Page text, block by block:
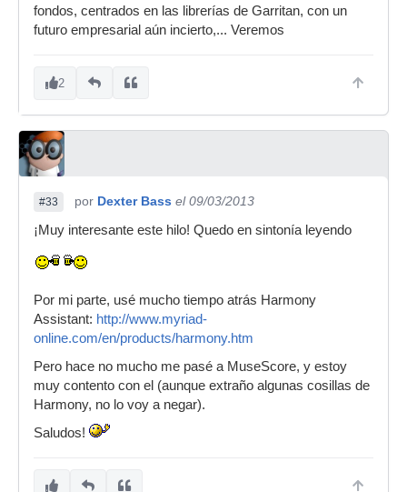
fondos, centrados en las librerías de Garritan, con un
futuro empresarial aún incierto,... Veremos
2
#33 por Dexter Bass el 09/03/2013
¡Muy interesante este hilo! Quedo en sintonía leyendo
Por mi parte, usé mucho tiempo atrás Harmony
Assistant: http://www.myriad-
online.com/en/products/harmony.htm
Pero hace no mucho me pasé a MuseScore, y estoy
muy contento con el (aunque extraño algunas cosillas de
Harmony, no lo voy a negar).
Saludos!